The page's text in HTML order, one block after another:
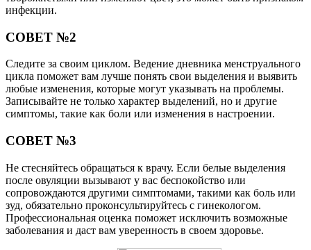
инфекции.
СОВЕТ №2
Следите за своим циклом. Ведение дневника менструального
цикла поможет вам лучше понять свои выделения и выявить
любые изменения, которые могут указывать на проблемы.
Записывайте не только характер выделений, но и другие
симптомы, такие как боли или изменения в настроении.
СОВЕТ №3
Не стесняйтесь обращаться к врачу. Если белые выделения
после овуляции вызывают у вас беспокойство или
сопровождаются другими симптомами, такими как боль или
зуд, обязательно проконсультируйтесь с гинекологом.
Профессиональная оценка поможет исключить возможные
заболевания и даст вам уверенность в своем здоровье.